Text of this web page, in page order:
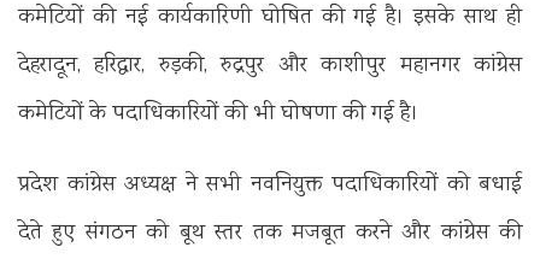
कमेटियों की नई कार्यकारिणी घोषित की गई है। इसके साथ ही
देहरादून, हरिद्वार, रुड़की, रुद्रपुर और काशीपुर महानगर कांग्रेस
कमेटियों के पदाधिकारियों की भी घोषणा की गई है।
प्रदेश कांग्रेस अध्यक्ष ने सभी नवनियुक्त पदाधिकारियों को बधाई
देते हुए संगठन को बूथ स्तर तक मजबूत करने और कांग्रेस की